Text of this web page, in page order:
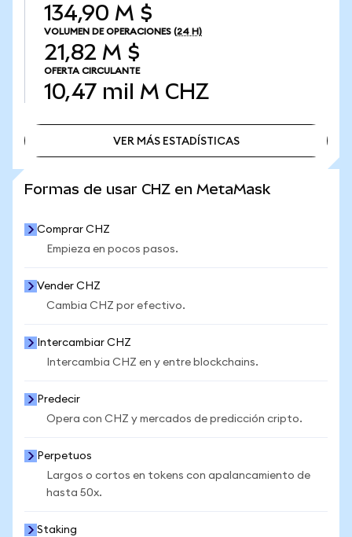
134,90 M $
VOLUMEN DE OPERACIONES (24 H)
21,82 M $
OFERTA CIRCULANTE
10,47 mil M CHZ
VER MÁS ESTADÍSTICAS
Formas de usar CHZ en MetaMask
Comprar CHZ
Empieza en pocos pasos.
Vender CHZ
Cambia CHZ por efectivo.
Intercambiar CHZ
Intercambia CHZ en y entre blockchains.
Predecir
Opera con CHZ y mercados de predicción cripto.
Perpetuos
Largos o cortos en tokens con apalancamiento de
hasta 50x.
Staking